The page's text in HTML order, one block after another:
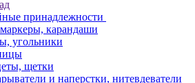
принадлежности
карандаши
угольники
щетки
и наперстки, нитевдеватели